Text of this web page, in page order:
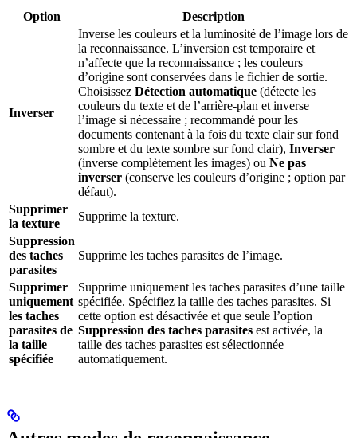
Option Description
Inverser
Inverse les couleurs et la luminosité de l’image lors de
la reconnaissance. L’inversion est temporaire et
n’affecte que la reconnaissance ; les couleurs
d’origine sont conservées dans le fichier de sortie.
Choisissez Détection automatique (détecte les
couleurs du texte et de l’arrière-plan et inverse
l’image si nécessaire ; recommandé pour les
documents contenant à la fois du texte clair sur fond
sombre et du texte sombre sur fond clair), Inverser
(inverse complètement les images) ou Ne pas
inverser (conserve les couleurs d’origine ; option par
défaut).
Supprimer
la texture
Supprime la texture.
Suppression
des taches
parasites
Supprime les taches parasites de l’image.
Supprimer
uniquement
les taches
parasites de
la taille
spécifiée
Supprime uniquement les taches parasites d’une taille
spécifiée. Spécifiez la taille des taches parasites. Si
cette option est désactivée et que seule l’option
Suppression des taches parasites est activée, la
taille des taches parasites est sélectionnée
automatiquement.